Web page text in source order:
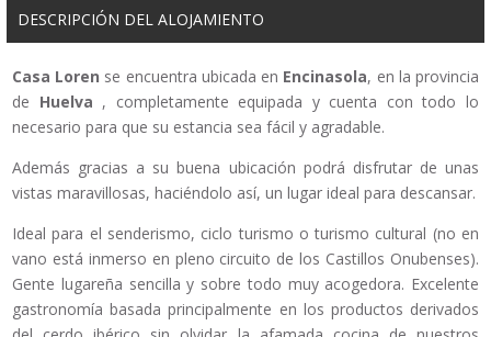
DESCRIPCIÓN DEL ALOJAMIENTO
Casa Loren se encuentra ubicada en Encinasola, en la provincia
de Huelva , completamente equipada y cuenta con todo lo
necesario para que su estancia sea fácil y agradable.
Además gracias a su buena ubicación podrá disfrutar de unas
vistas maravillosas, haciéndolo así, un lugar ideal para descansar.
Ideal para el senderismo, ciclo turismo o turismo cultural (no en
vano está inmerso en pleno circuito de los Castillos Onubenses).
Gente lugareña sencilla y sobre todo muy acogedora. Excelente
gastronomía basada principalmente en los productos derivados